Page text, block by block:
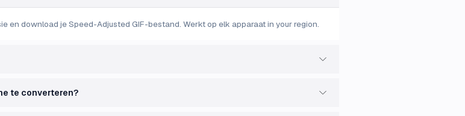
en download je Speed-Adjusted GIF-bestand. Werkt op elk apparaat in your region.
te converteren?